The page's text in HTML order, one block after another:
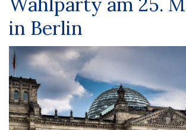
in Berlin